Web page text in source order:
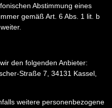
Abstimmung eines
gemäß Art. 6 Abs. 1 lit. b
den folgenden Anbieter:
Straße 7, 34131 Kassel,
weitere personenbezogene